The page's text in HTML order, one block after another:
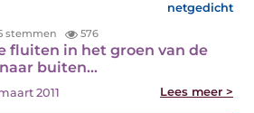
netgedicht
stemmen 576
fluiten in het groen van de
buiten…
2011 Lees meer >